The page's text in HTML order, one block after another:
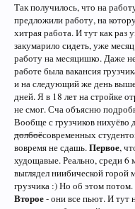
Так получилось, что на
предложили работу, на
хитрая работа. И тут как раз
закумарило сидеть, уже
работу на месяцишко. Даже
работе была вакансия
и на следующий же день
дней. Я в 18 лет на стройке
не смог. Сча объясню
Вообще с грузчиков нихуёво
долбоёсовременных
вовремя не сдашь.Первое,
худощавые. Реально, среди 6
выглядел ниибической
грузчика :) Но об этом потом.
Второе- они все пьют. И тут